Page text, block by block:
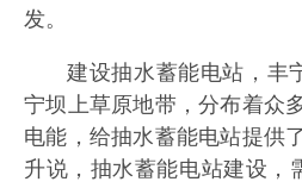
发。
建设抽水蓄能电站，丰
宁坝上草原地带，分布着众
电能，给抽水蓄能电站提供
升说，抽水蓄能电站建设，